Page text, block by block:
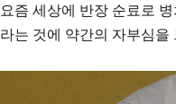
요즘 세상에 반장 순료로
라는 것에 약간의 자부심을